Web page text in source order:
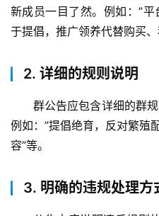
新成员一目了然。例如：”
于提倡，推广领养代替购买
2. 详细的规则说明
群公告应包含详细的群
例如：”提倡绝育，反对繁殖
容”等。
3. 明确的违规处理方